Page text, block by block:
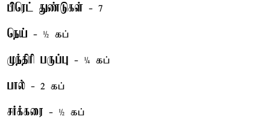
பிரெட் துண்டுகள் - 7
நெய் - ½ கப்
முந்திரி பருப்பு - ¼ கப்
பால் - 2 கப்
சர்க்கரை - ½ கப்